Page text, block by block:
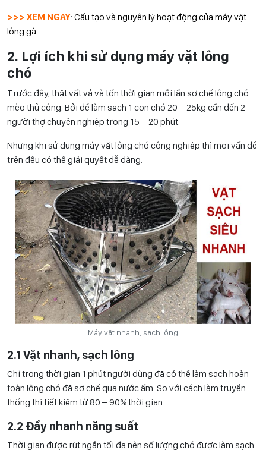
>>> XEM NGAY: Cấu tạo và nguyên lý hoạt động của máy vặt
lông gà
2. Lợi ích khi sử dụng máy vặt lông
chó
Trước đây, thật vất vả và tốn thời gian mỗi lần sơ chế lông chó
mèo thủ công. Bởi để làm sạch 1 con chó 20 – 25kg cần đến 2
người thợ chuyên nghiệp trong 15 – 20 phút.
Nhưng khi sử dụng máy vặt lông chó công nghiệp thì mọi vấn đề
trên đều có thể giải quyết dễ dàng.
Máy vặt nhanh, sạch lông
2.1 Vặt nhanh, sạch lông
Chỉ trong thời gian 1 phút người dùng đã có thể làm sạch hoàn
toàn lông chó đã sơ chế qua nước ấm. So với cách làm truyền
thống thì tiết kiệm từ 80 – 90% thời gian.
2.2 Đẩy nhanh năng suất
Thời gian được rút ngắn tối đa nên số lượng chó được làm sạch